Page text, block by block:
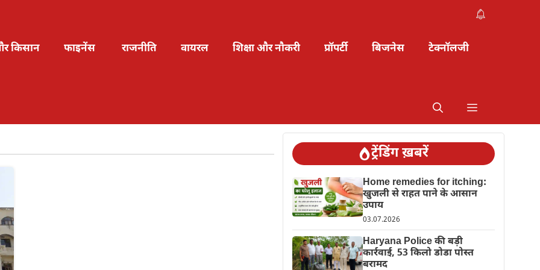
किसान फाइनेंस राजनीति वायरल शिक्षा और नौकरी प्रॉपर्टी बिजनेस टेक्नॉलजी
ट्रेंडिंग ख़बरें
Home remedies for itching:
खुजली से राहत पाने के आसान
उपाय
03.07.2026
Haryana Police की बड़ी
कार्रवाई, 53 किलो डोडा पोस्त
बरामद